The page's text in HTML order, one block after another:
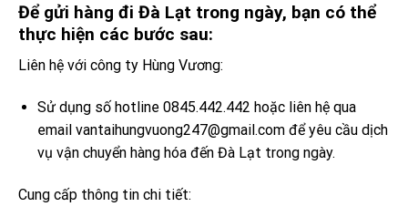
Để gửi hàng đi Đà Lạt trong ngày, bạn có thể
thực hiện các bước sau:
Liên hệ với công ty Hùng Vương:
Sử dụng số hotline 0845.442.442 hoặc liên hệ qua
email vantaihungvuong247@gmail.com để yêu cầu dịch
vụ vận chuyển hàng hóa đến Đà Lạt trong ngày.
Cung cấp thông tin chi tiết: